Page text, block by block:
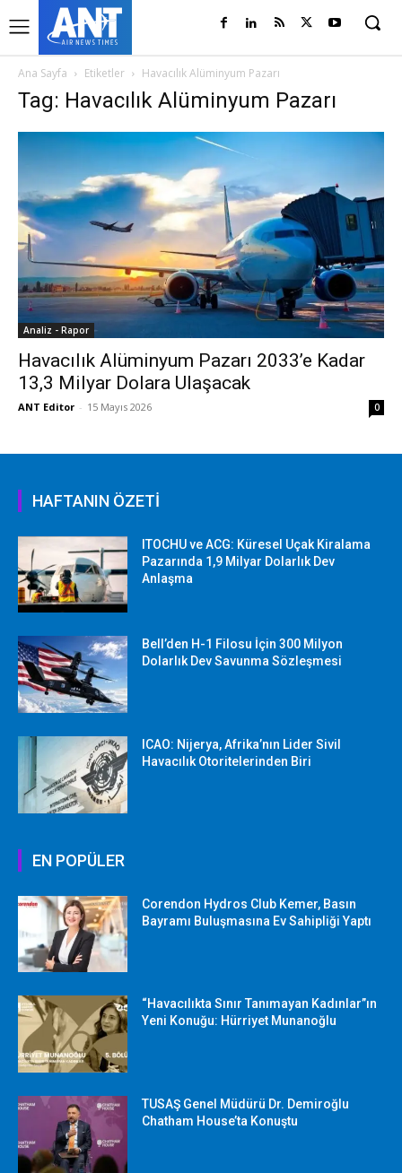
Ana Sayfa Etiketler Havacılık Alüminyum Pazarı
Tag: Havacılık Alüminyum Pazarı
Analiz - Rapor
Havacılık Alüminyum Pazarı 2033’e Kadar
13,3 Milyar Dolara Ulaşacak
ANT Editor - 15 Mayıs 2026 0
HAFTANIN ÖZETİ
ITOCHU ve ACG: Küresel Uçak Kiralama
Pazarında 1,9 Milyar Dolarlık Dev
Anlaşma
Bell’den H-1 Filosu İçin 300 Milyon
Dolarlık Dev Savunma Sözleşmesi
ICAO: Nijerya, Afrika’nın Lider Sivil
Havacılık Otoritelerinden Biri
EN POPÜLER
Corendon Hydros Club Kemer, Basın
Bayramı Buluşmasına Ev Sahipliği Yaptı
“Havacılıkta Sınır Tanımayan Kadınlar”ın
Yeni Konuğu: Hürriyet Munanoğlu
TUSAŞ Genel Müdürü Dr. Demiroğlu
Chatham House’ta Konuştu